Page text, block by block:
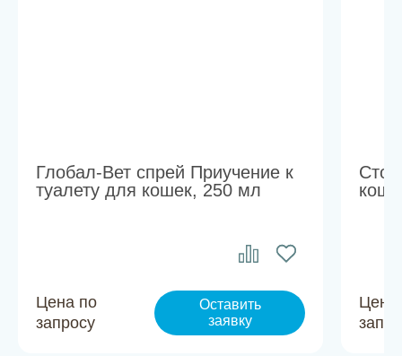
Глобал-Вет спрей Приучение к
туалету для кошек, 250 мл
Цена по
запросу
Оставить
заявку
Цена